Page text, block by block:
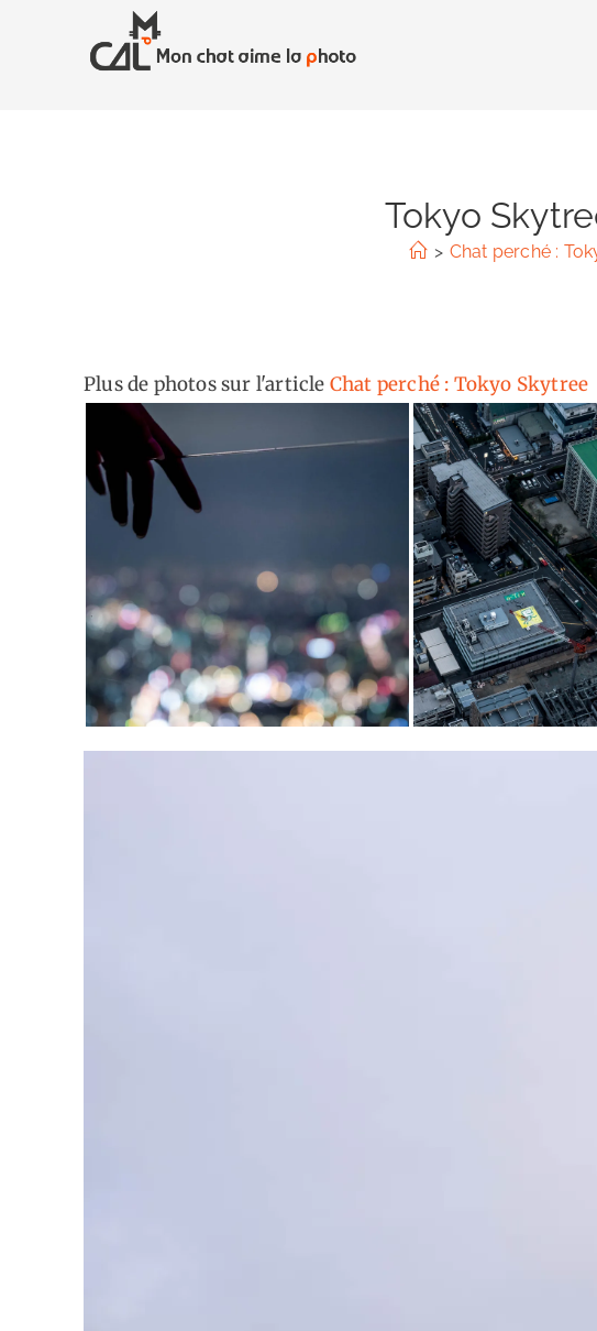
Tokyo
> Chat perché :
Plus de photos sur l'article Chat perché : Tokyo Skytree